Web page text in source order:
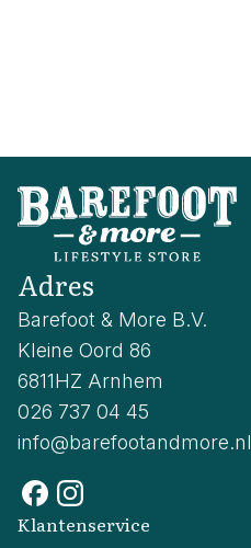
Adres
Barefoot & More B.V.
Kleine Oord 86
6811HZ Arnhem
026 737 04 45
info@barefootandmore.nl
Klantenservice